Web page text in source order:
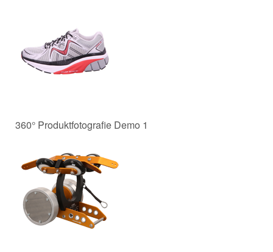
360° Produktfotografie Demo 1